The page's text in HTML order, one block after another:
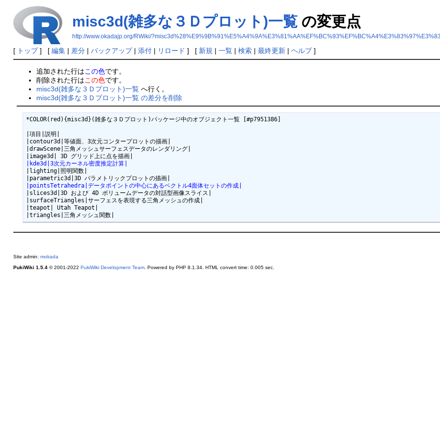
misc3d(雑多な３Ｄプロット)一覧の変更点
http://www.okadajp.org/RWiki/
[ トップ] [ 編集| 差分| バックアップ| 添付| リロード ] [ 新規 | 一覧| 検索| 最終更新| ヘルプ]
追加された行はこの色です。
削除された行はこの色です。
misc3d(雑多な３Ｄプロット)一覧 へ行く。
misc3d(雑多な３Ｄプロット)一覧 の差分を削除
*COLOR(red){misc3d}(雑多な３Ｄプロット)パッケージ中のオブジェクト一覧 [#p7951386]
|項目|説明|
|contour3d|等値面、3次元コンタープロットの描画|
|drawScene|三角メッシュサーフェスデータのレンダリング|
|kde3d|3次元カーネル密度推定計算|
|lighting|照明関数|
|pointsTetrahedra|データポイントの中心にあるベクトル4面体セットの作成|
|slices3d|3D および 4D ボリュームデータの対話型画像スライス|
|surfaceTriangles|サーフェスを表現する三角メッシュの作成|
|teapot| Utah Teapot|
Site admin: mokada
PukiWiki 1.5.4© 2001-2022 PukiWiki Development Team. Powered by PHP 8.1.34. HTML convert time: 0.005 sec.